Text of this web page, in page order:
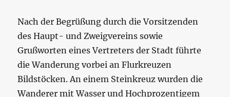
Nach der Begrüßung durch die Vorsitzenden
des Haupt- und Zweigvereins sowie
Grußworten eines Vertreters der Stadt führte
die Wanderung vorbei an Flurkreuzen
Bildstöcken. An einem Steinkreuz wurden die
Wanderer mit Wasser und Hochprozentigem